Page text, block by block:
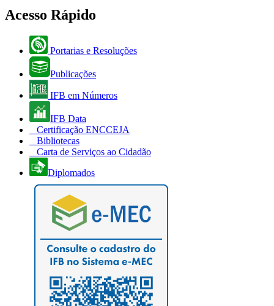
Acesso Rápido
Portarias e Resoluções
Publicações
IFB em Números
IFB Data
Certificação ENCCEJA
Bibliotecas
Carta de Serviços ao Cidadão
Diplomados